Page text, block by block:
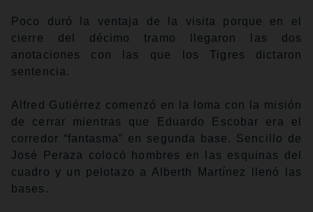
Poco duró la ventaja de la visita porque en el
cierre del décimo tramo llegaron las dos
anotaciones con las que los Tigres dictaron
sentencia.
Alfred Gutiérrez comenzó en la loma con la misión
de cerrar mientras que Eduardo Escobar era el
corredor “fantasma” en segunda base. Sencillo de
José Peraza colocó hombres en las esquinas del
cuadro y un pelotazo a Alberth Martínez llenó las
bases.